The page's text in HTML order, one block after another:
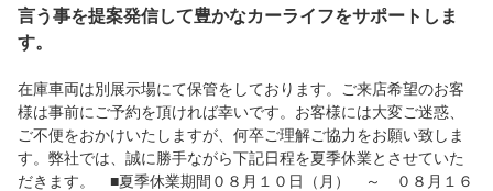
言う事を提案発信して豊かなカーライフをサポートしま
す。
在庫車両は別展示場にて保管をしております。ご来店希望のお客
様は事前にご予約を頂ければ幸いです。お客様には大変ご迷惑、
ご不便をおかけいたしますが、何卒ご理解ご協力をお願い致しま
す。弊社では、誠に勝手ながら下記日程を夏季休業とさせていた
だきます。 ■夏季休業期間０８月１０日（月） ～ ０８月１６